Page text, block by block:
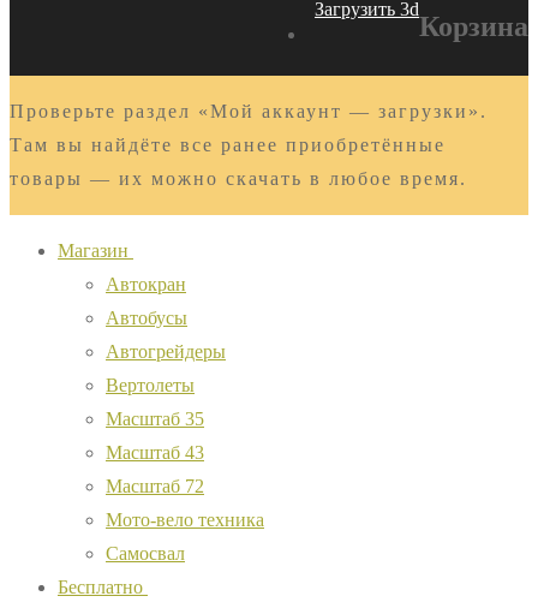
Загрузить 3d
Корзина
Проверьте раздел «Мой аккаунт — загрузки».
Там вы найдёте все ранее приобретённые
товары — их можно скачать в любое время.
Магазин
Автокран
Автобусы
Автогрейдеры
Вертолеты
Масштаб 35
Масштаб 43
Масштаб 72
Мото-вело техника
Самосвал
Бесплатно